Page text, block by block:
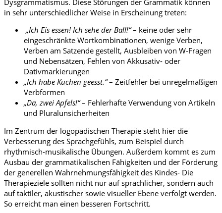
in sehr unterschiedlicher Weise in Erscheinung treten:
„Ich Eis essen! Ich sehe der Ball!“– keine oder sehr
eingeschränkte Wortkombinationen, wenige Verben,
Verben am Satzende gestellt, Ausbleiben von W-Fragen
und Nebensätzen, Fehlen von Akkusativ- oder
Dativmarkierungen
„Ich habe Kuchen geesst.“– Zeitfehler bei unregelmäßigen
Verbformen
„Da, zwei Apfels!“– Fehlerhafte Verwendung von Artikeln
und Pluralunsicherheiten
Im Zentrum der logopädischen Therapie steht hier die
Verbesserung des Sprachgefühls, zum Beispiel durch
rhythmisch-musikalische Übungen. Außerdem kommt es zum
Ausbau der grammatikalischen Fähigkeiten und der Förderung
der generellen Wahrnehmungsfähigkeit des Kindes- Die
Therapieziele sollten nicht nur auf sprachlicher, sondern auch
auf taktiler, akustischer sowie visueller Ebene verfolgt werden.
So erreicht man einen besseren Fortschritt.